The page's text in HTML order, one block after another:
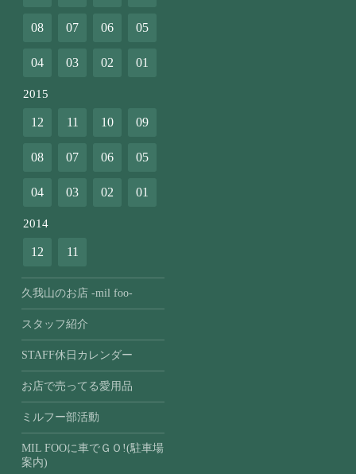
08 07 06 05
04 03 02 01
2015
12 11 10 09
08 07 06 05
04 03 02 01
2014
12 11
久我山のお店 -mil foo-
スタッフ紹介
STAFF休日カレンダー
お店で売ってる愛用品
ミルフー部活動
MIL FOOに車でＧＯ!(駐車場
案内)